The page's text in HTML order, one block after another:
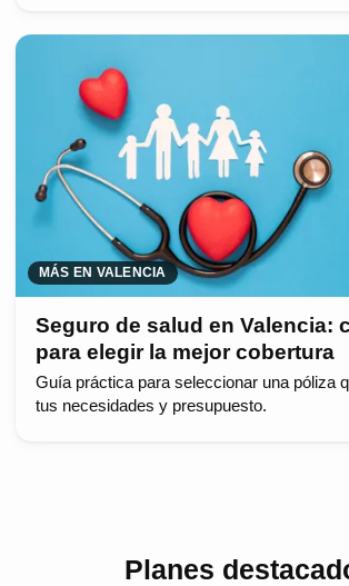
MÁS EN VALENCIA
Seguro de salud en Valencia:
para elegir la mejor cobertura
Guía práctica para seleccionar una póliza
tus necesidades y presupuesto.
Planes